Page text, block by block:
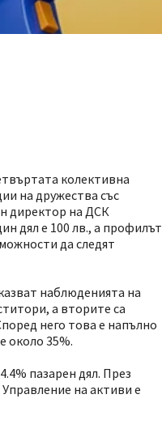
колективна
на дружества със
директор на ДСК
дял е 100 лв., а профилът
да следят
наблюденията на
а вторите са
него това е напълно
около 35%.
пазарен дял. През
на активи е